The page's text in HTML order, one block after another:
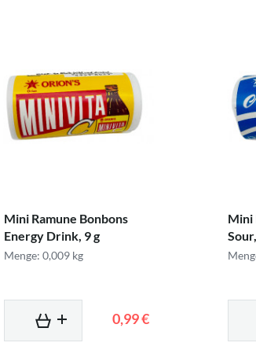
Mini Ramune Bonbons
Energy Drink, 9 g
Menge: 0,009 kg
0,99 €
Mini